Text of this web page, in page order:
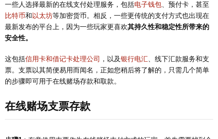
一些人选择最新的在线支付处理服务，包括电子钱包 、预付卡，甚至
比特币和以太坊等加密货币。相反，一些更传统的支付方式也出现在
最新发布的平台上，因为一些玩家更喜欢其持久性和稳定性所带来的
安全性。
这包括信用卡和借记卡处理公司 ，以及银行电汇 、线下汇款服务和支
票。支票以其简便易用而闻名，正如您稍后将了解的，只需几个简单
的步骤即可用于在线赌场存款和取款。
在线赌场支票存款